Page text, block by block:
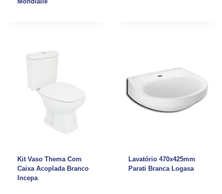
Kit Vaso Thema Com
Caixa Acoplada Branco
Incepa
Lavatório 470x425mm
Parati Branca Logasa